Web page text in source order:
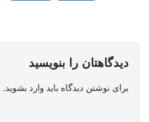
دیدگاهتان را بنویسید
برای نوشتن دیدگاه باید وارد بشوید.